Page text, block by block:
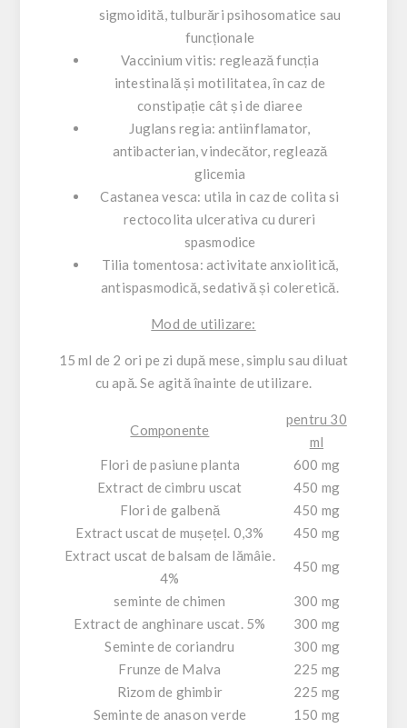
sigmoidită, tulburări psihosomatice sau
funcționale
Vaccinium vitis: reglează funcția
intestinală și motilitatea, în ​​caz de
constipație cât și de diaree
Juglans regia: antiinflamator,
antibacterian, vindecător, reglează
glicemia
Castanea vesca: utila in caz de colita si
rectocolita ulcerativa cu dureri
spasmodice
Tilia tomentosa: activitate anxiolitică,
antispasmodică, sedativă și coleretică.
Mod de utilizare:
15 ml de 2 ori pe zi după mese, simplu sau diluat
cu apă. Se agită înainte de utilizare.
Componente
pentru 30
ml
Flori de pasiune planta
600 mg
Extract de cimbru uscat
450 mg
Flori de galbenă
450 mg
Extract uscat de mușețel. 0,3%
450 mg
Extract uscat de balsam de lămâie.
4%
450 mg
seminte de chimen
300 mg
Extract de anghinare uscat. 5%
300 mg
Seminte de coriandru
300 mg
Frunze de Malva
225 mg
Rizom de ghimbir
225 mg
Seminte de anason verde
150 mg